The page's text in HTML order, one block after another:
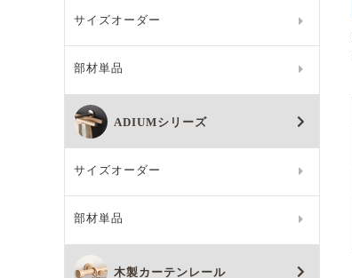
サイズオーダー
部材単品
ADIUMシリーズ
サイズオーダー
部材単品
木製カーテンレール